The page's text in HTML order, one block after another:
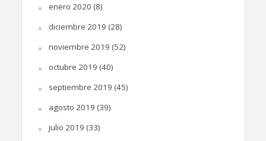
enero 2020 (8)
diciembre 2019 (28)
noviembre 2019 (52)
octubre 2019 (40)
septiembre 2019 (45)
agosto 2019 (39)
julio 2019 (33)